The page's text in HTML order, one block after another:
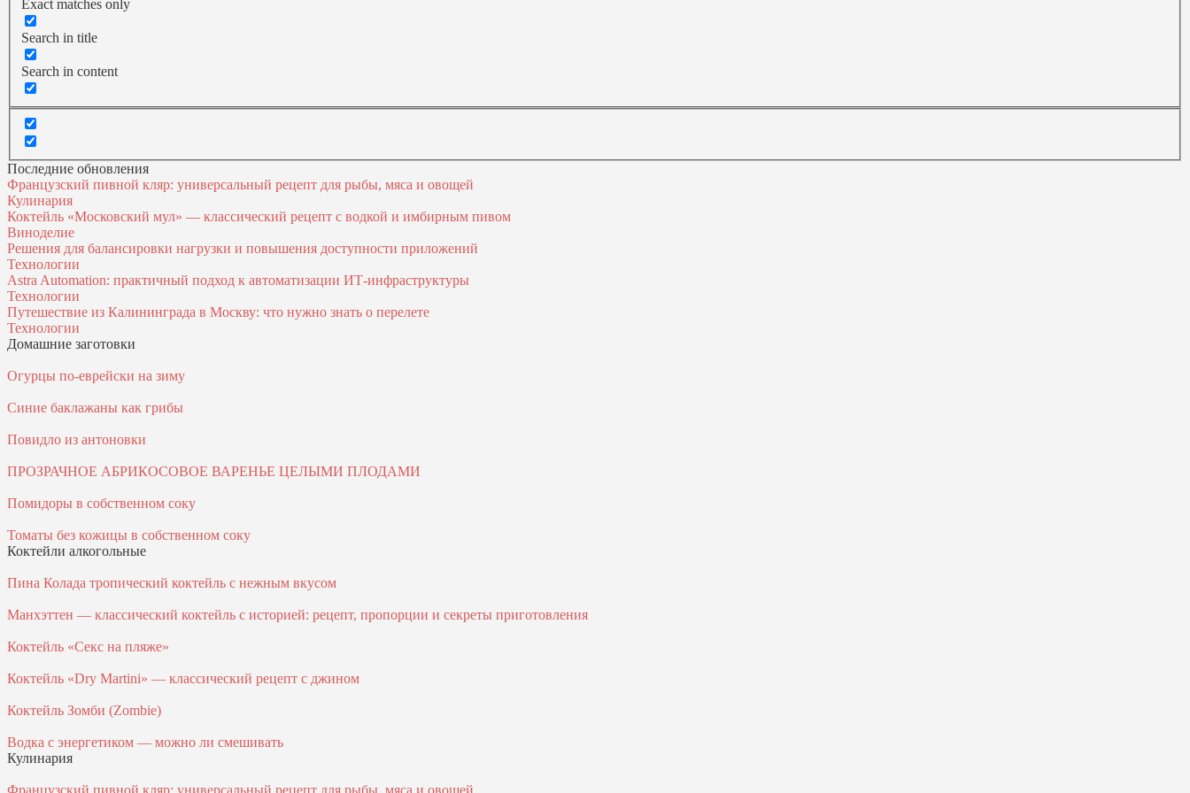
Exact matches only
Search in title
Search in content
Последние обновления
Французский пивной кляр: универсальный рецепт для рыбы, мяса и овощей
Кулинария
Коктейль «Московский мул» — классический рецепт с водкой и имбирным пивом
Виноделие
Решения для балансировки нагрузки и повышения доступности приложений
Технологии
Astra Automation: практичный подход к автоматизации ИТ‑инфраструктуры
Технологии
Путешествие из Калининграда в Москву: что нужно знать о перелете
Технологии
Домашние заготовки
Огурцы по-еврейски на зиму
Синие баклажаны как грибы
Повидло из антоновки
ПРОЗРАЧНОЕ АБРИКОСОВОЕ ВАРЕНЬЕ ЦЕЛЫМИ ПЛОДАМИ
Помидоры в собственном соку
Томаты без кожицы в собственном соку
Коктейли алкогольные
Пина Колада тропический коктейль с нежным вкусом
Манхэттен — классический коктейль с историей: рецепт, пропорции и секреты приготовления
Коктейль «Секс на пляже»
Коктейль «Dry Martini» — классический рецепт с джином
Коктейль Зомби (Zombie)
Водка с энергетиком — можно ли смешивать
Кулинария
Французский пивной кляр: универсальный рецепт для рыбы, мяса и овощей